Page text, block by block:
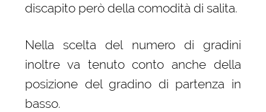
discapito però della comodità di salita.
Nella scelta del numero di gradini
inoltre va tenuto conto anche della
posizione del gradino di partenza in
basso.